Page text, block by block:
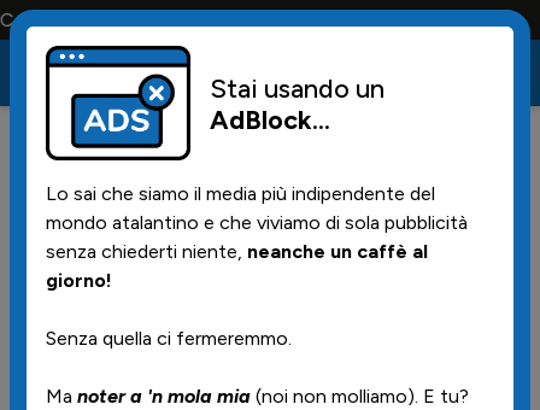
la maglia e solo i tifosi la portano tutta la vita
Notizie
Stai usando un
AdBlock...
Lo sai che siamo il media più indipendente del
mondo atalantino e che viviamo di sola pubblicità
senza chiederti niente, neanche un caffè al
giorno!
Senza quella ci fermeremmo.
Ma noter a 'n mola mia (noi non molliamo). E tu?